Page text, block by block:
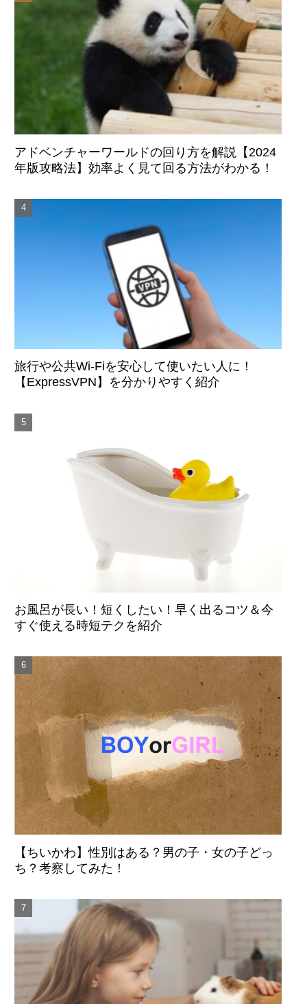
アドベンチャーワールドの回り方を解説【2024
年版攻略法】効率よく見て回る方法がわかる！
旅行や公共Wi-Fiを安心して使いたい人に！
【ExpressVPN】を分かりやすく紹介
お風呂が長い！短くしたい！早く出るコツ＆今
すぐ使える時短テクを紹介
【ちいかわ】性別はある？男の子・女の子どっ
ち？考察してみた！